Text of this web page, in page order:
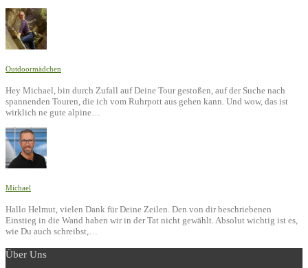
Outdoormädchen
Hey Michael, bin durch Zufall auf Deine Tour gestoßen, auf der Suche nach
spannenden Touren, die ich vom Ruhrpott aus gehen kann. Und wow, das ist
wirklich ne gute alpine…
Michael
Hallo Helmut, vielen Dank für Deine Zeilen. Den von dir beschriebenen
Einstieg in die Wand haben wir in der Tat nicht gewählt. Absolut wichtig ist es,
wie Du auch schreibst,…
Über Uns